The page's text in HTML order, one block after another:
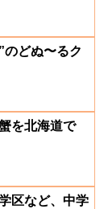
のどぬ〜るク
を北海道で
区など、中学